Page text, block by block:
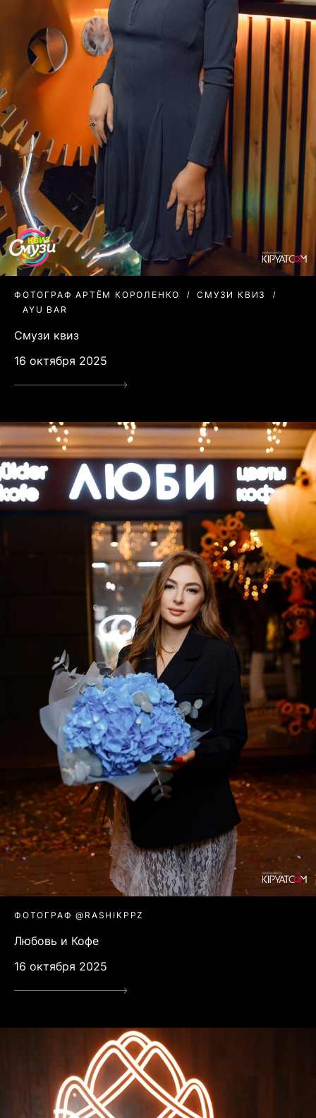
ФОТОГРАФ АРТЁМ КОРОЛЕНКО
СМУЗИ КВИЗ
AYU BAR
Смузи квиз
16 октября 2025
ФОТОГРАФ @RASHIKPPZ
Любовь и Кофе
16 октября 2025